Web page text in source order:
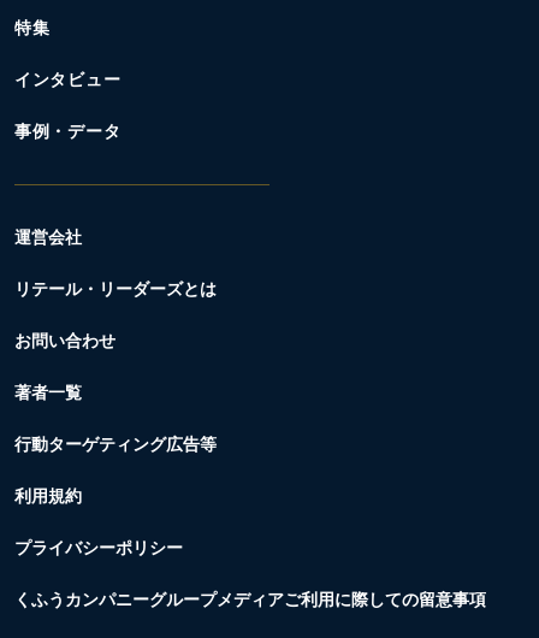
特集
インタビュー
事例・データ
運営会社
リテール・リーダーズとは
お問い合わせ
著者一覧
行動ターゲティング広告等
利用規約
プライバシーポリシー
くふうカンパニーグループメディアご利用に際しての留意事項